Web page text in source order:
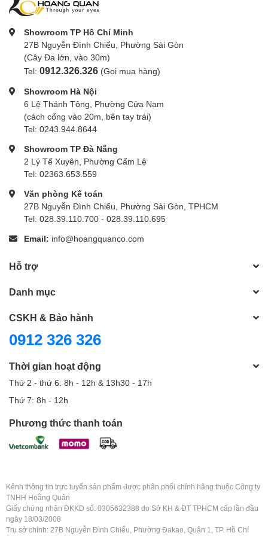
Hơn 10 năm phân phối và bán lẻ: Phụ kiện đèn Studio Godox cao cấp
nhập khẩu chính hãng ✓BH 12 tháng ✓Miễn phí ship Tp.HCM trên 1 triệu
đồng - toàn quốc trên 5 triệu. Bạn hoàn toàn có thể yên tâm trải nghiệm
tại Hoằng Quân.
Showroom TP Hồ Chí Minh
27B Nguyễn Đình Chiểu, Phường Sài Gòn
(Cây Đa lớn, vào 30m)
Tel: 0912.326.326 (Gọi mua hàng)
Showroom Hà Nội
6 Lê Thánh Tông, Phường Cửa Nam
(cách cổng vào 20m, bên tay trái)
Tel: 0243.944.8644
Showroom TP Đà Nẵng
2 Lý Tế Xuyên, Phường Cẩm Lệ
Tel: 02363.653.559
Văn phòng Kế toán
27B Nguyễn Đình Chiểu, Phường Sài Gòn, TPHCM
Tel: 028.39.110.700 - 028.39.110.695
Email: info@hoangquanco.com
Hỗ trợ
Danh mục
CSKH & Bảo hành
0912 326 326
Thời gian hoạt động
Thứ 2 - thứ 6: 8h - 12h & 13h30 - 17h
Thứ 7: 8h - 12h
Phương thức thanh toán
Kênh thông tin trực tuyến sản phẩm được phân phối chính hãng thuộc Công ty
TNHH Hoằng Quân
Giấy chứng nhận ĐKKD số: 0305632388 do Sở KH & ĐT TPHCM cấp lần đầu
ngày 18/03/2008
Trụ sở chính: 27B Nguyễn Đình Chiểu, Phường Đakao, Quận 1, TP. Hồ Chí